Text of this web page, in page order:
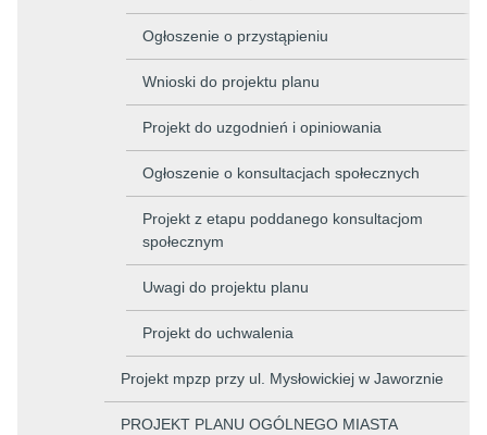
Ogłoszenie o przystąpieniu
Wnioski do projektu planu
Projekt do uzgodnień i opiniowania
Ogłoszenie o konsultacjach społecznych
Projekt z etapu poddanego konsultacjom
społecznym
Uwagi do projektu planu
Projekt do uchwalenia
Projekt mpzp przy ul. Mysłowickiej w Jaworznie
PROJEKT PLANU OGÓLNEGO MIASTA